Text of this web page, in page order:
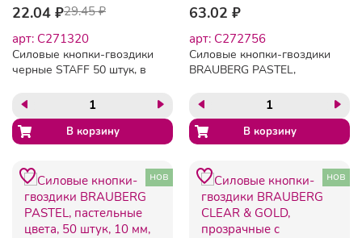
22.04 ₽29.45 ₽
арт: C271320
Силовые кнопки-гвоздики
черные STAFF 50 штук, в
271320
63.02 ₽
арт: C272756
Силовые кнопки-гвоздики
BRAUBERG PASTEL,
штук, 12 мм, 272756
нов нов